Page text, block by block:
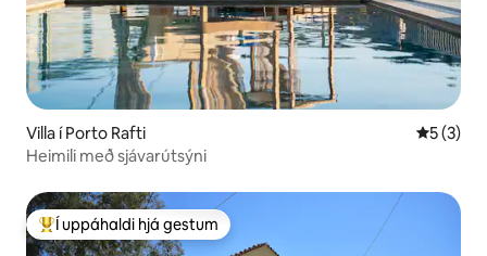
Villa í Porto Rafti 5 af 5 í
5 (3)
Heimili með sjávarútsýni
Í mestu uppáhaldi hjá gestum
Í uppáhaldi hjá gestum